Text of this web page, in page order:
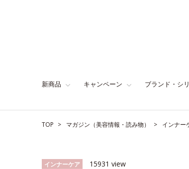
新商品 キャンペーン ブランド・シ
TOP マガジン（美容情報・読み物） インナー
インナーケア 15931 view